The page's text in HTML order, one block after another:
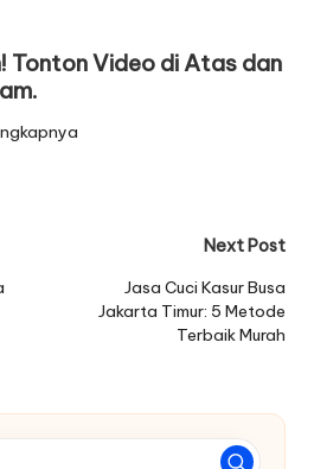
Tonton Video di Atas dan
Next Post
Jasa Cuci Kasur Busa
Jakarta Timur: 5 Metode
Terbaik Murah